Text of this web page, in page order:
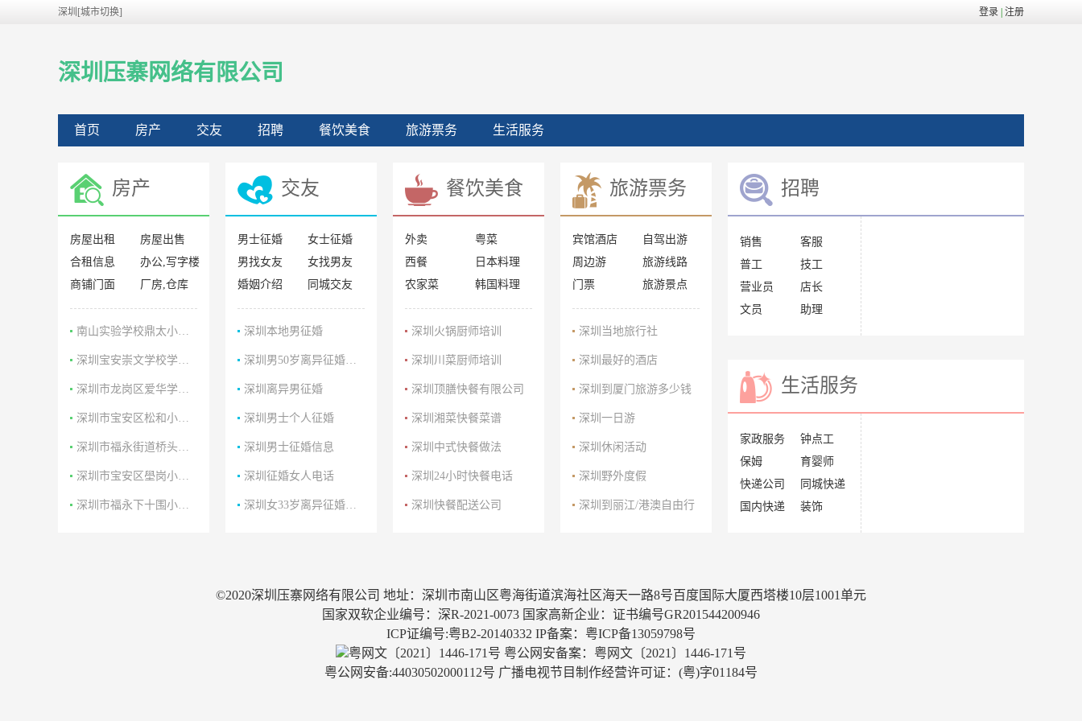
深圳[城市切换] 登录 注册
深圳压寨网络有限公司
首页 房产 交友 招聘 餐饮美食 旅游票务 生活服务
房产
房屋出租
房屋出售
合租信息
办公,写字楼
商铺门面
厂房,仓库
南山实验学校鼎太小学部学区房
深圳宝安崇文学校学区房
深圳市龙岗区爱华学校学区房
深圳市宝安区松和小学学区房
深圳市福永街道桥头小学学区房
深圳市宝安区壆岗小学学区房
深圳市福永下十围小学学区房
交友
男士征婚
女士征婚
男找女友
女找男友
婚姻介绍
同城交友
深圳本地男征婚
深圳男50岁离异征婚照片
深圳离异男征婚
深圳男士个人征婚
深圳男士征婚信息
深圳征婚女人电话
深圳女33岁离异征婚照片
餐饮美食
外卖
粤菜
西餐
日本料理
农家菜
韩国料理
深圳火锅厨师培训
深圳川菜厨师培训
深圳顶膳快餐有限公司
深圳湘菜快餐菜谱
深圳中式快餐做法
深圳24小时快餐电话
深圳快餐配送公司
旅游票务
宾馆酒店
自驾出游
周边游
旅游线路
门票
旅游景点
深圳当地旅行社
深圳最好的酒店
深圳到厦门旅游多少钱
深圳一日游
深圳休闲活动
深圳野外度假
深圳到丽江/港澳自由行
招聘
销售
客服
普工
技工
营业员
店长
文员
助理
生活服务
家政服务
钟点工
保姆
育婴师
快递公司
同城快递
国内快递
装饰
©2020深圳压寨网络有限公司 地址：深圳市南山区粤海街道滨海社区海天一路8号百度国际大厦西塔楼10层1001单元
国家双软企业编号：深R-2021-0073 国家高新企业：证书编号GR201544200946
ICP证编号:粤B2-20140332 IP备案： 粤ICP备13059798号
粤网文〔2021〕1446-171号 粤公网安备案：粤网文〔2021〕1446-171号
粤公网安备:44030502000112号 广播电视节目制作经营许可证：(粤)字01184号